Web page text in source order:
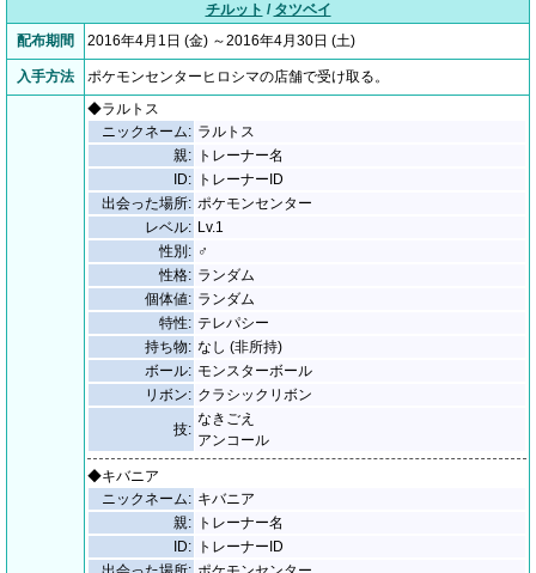
チルット / タツベイ
配布期間
2016年4月1日 (金) ～2016年4月30日 (土)
入手方法 ポケモンセンターヒロシマの店舗で受け取る。
◆ラルトス
ニックネーム: ラルトス
親:
トレーナー名
ID:
トレーナーID
出会った場所: ポケモンセンター
レベル: Lv.1
性別: ♂
性格: ランダム
個体値: ランダム
特性: テレパシー
持ち物: なし (非所持)
ボール: モンスターボール
リボン: クラシックリボン
技:
なきごえ
アンコール
◆キバニア
ニックネーム: キバニア
親:
トレーナー名
ID:
トレーナーID